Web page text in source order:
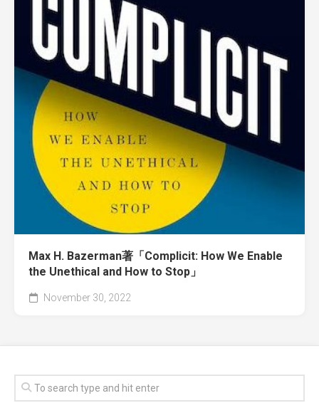
Max H. Bazerman著「Complicit: How We Enable
the Unethical and How to Stop」
November 30, 2022